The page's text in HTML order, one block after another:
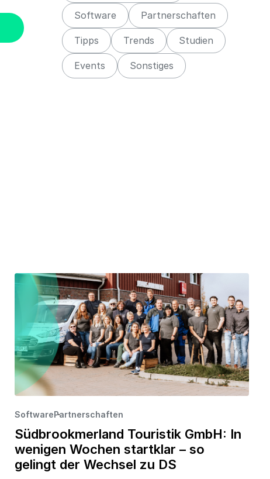
Software Partnerschaften
Tipps Trends Studien
Events Sonstiges
Software ·
Partnerschaften
Südbrookmerland Touristik GmbH: In
wenigen Wochen startklar – so
gelingt der Wechsel zu DS